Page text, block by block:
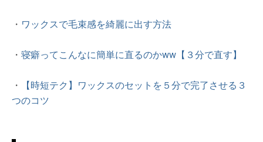
・ ワックスで毛束感を綺麗に出す方法
・ 寝癖ってこんなに簡単に直るのかww【３分で直す】
・
【時短テク】ワックスのセットを５分で完了させる３
つのコツ